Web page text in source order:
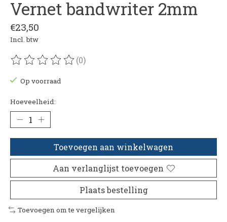
Vernet bandwriter 2mm
€23,50
Incl. btw
De beoordeling van dit product is
(0)
Op voorraad
Hoeveelheid:
Toevoegen aan winkelwagen
Aan verlanglijst toevoegen
Plaats bestelling
Toevoegen om te vergelijken